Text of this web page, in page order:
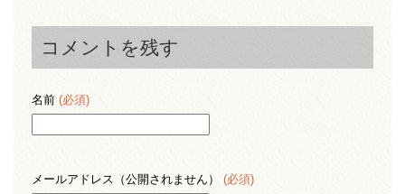
コメントを残す
名前 (必須)
メールアドレス（公開されません） (必須)